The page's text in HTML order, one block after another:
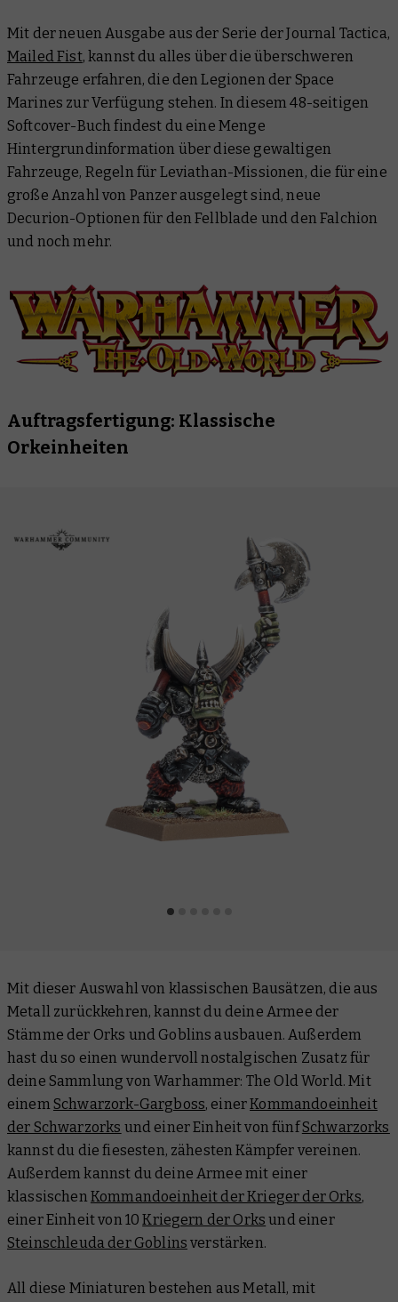
Mit der neuen Ausgabe aus der Serie der Journal Tactica,
Mailed Fist, kannst du alles über die überschweren
Fahrzeuge erfahren, die den Legionen der Space
Marines zur Verfügung stehen. In diesem 48-seitigen
Softcover-Buch findest du eine Menge
Hintergrundinformation über diese gewaltigen
Fahrzeuge, Regeln für Leviathan-Missionen, die für eine
große Anzahl von Panzer ausgelegt sind, neue
Decurion-Optionen für den Fellblade und den Falchion
und noch mehr.
Auftragsfertigung: Klassische
Orkeinheiten
Mit dieser Auswahl von klassischen Bausätzen, die aus
Metall zurückkehren, kannst du deine Armee der
Stämme der Orks und Goblins ausbauen. Außerdem
hast du so einen wundervoll nostalgischen Zusatz für
deine Sammlung von Warhammer: The Old World. Mit
einem Schwarzork-Gargboss, einerKommandoeinheit
der Schwarzorks und einer Einheit von fünfSchwarzorks
kannst du die fiesesten, zähesten Kämpfer vereinen.
Außerdem kannst du deine Armee mit einer
klassischen Kommandoeinheit der Krieger der Orks,
einer Einheit von 10Kriegern der Orks und einer
Steinschleuda der Goblins verstärken.
All diese Miniaturen bestehen aus Metall, mit